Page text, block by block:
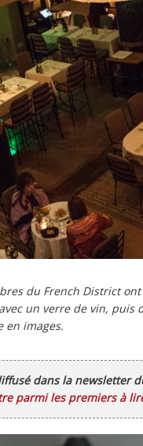
du French District ont
un verre de vin,
en images.
dans la newsletter
parmi les premiers à